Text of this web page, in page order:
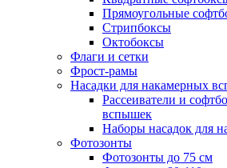
Прямоугольные
Стрипбоксы
Октобоксы
Флаги и сетки
Фрост-рамы
Насадки для накамерных
Рассеиватели и
вспышек
Наборы насадок для
Фотозонты
Фотозонты до 75 см